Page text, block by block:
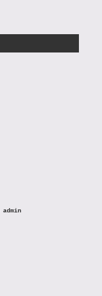
admin